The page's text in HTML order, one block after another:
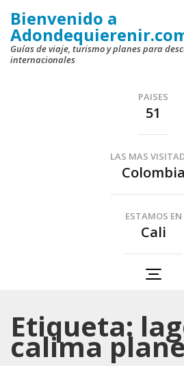
Saltar
contenido
Bienvenido a
Guías de viaje, turismo y planes para
internacionales
PAISES
51
LAS MAS
Colombia
ESTAMOS EN
Cali
Etiqueta:
calima